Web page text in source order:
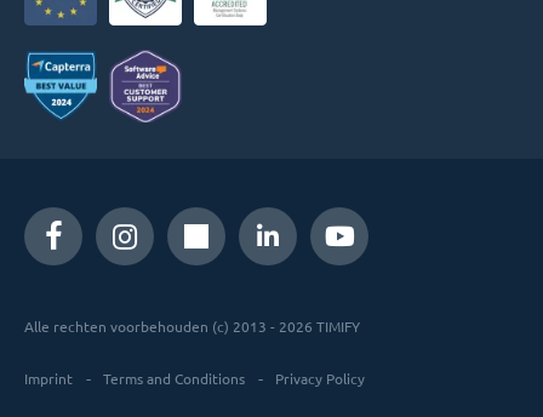
Alle rechten voorbehouden (c) 2013 - 2026 TIMIFY
Imprint Terms and Conditions Privacy Policy